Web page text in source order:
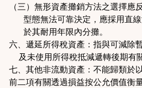
（三）無形資產攤銷方法之選擇
型態無法可靠決定，應採用直線
於其耐用年限內分攤。
六、遞延所得稅資產：指與可減除
及未使用所得稅抵減遞轉後期有
七、其他非流動資產：不能歸類於
前二項有關透過損益按公允價值衡